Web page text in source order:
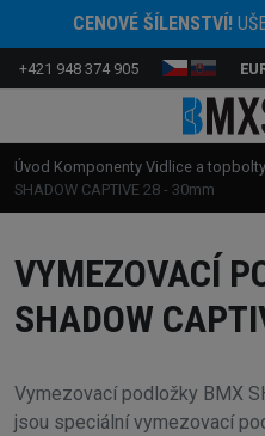
CENOVÉ ŠÍLENSTVÍ!
+421 948 374 905
Úvod Komponenty Vidlice a topbolty
SHADOW CAPTIVE 28 - 30mm
VYMEZOVACÍ
SHADOW
Vymezovací podložky BMX
jsou speciální vymezovací